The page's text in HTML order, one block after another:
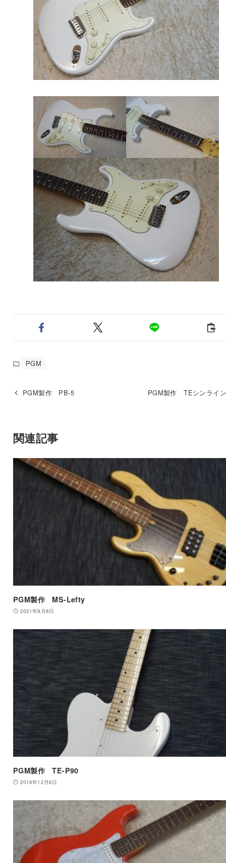
PGM
PGM製作 PB-5 PGM製作 TEシンライ
関連記事
PGM製作 MS-Lefty
2021年9月8日
PGM製作 TE-P90
2016年12月6日